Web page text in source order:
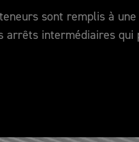
sont remplis à
intermédiaires